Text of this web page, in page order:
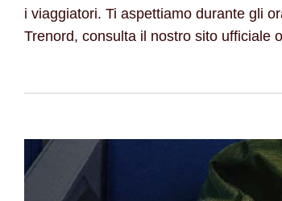
i viaggiatori. Ti aspettiamo durante gli
Trenord, consulta il nostro sito ufficiale